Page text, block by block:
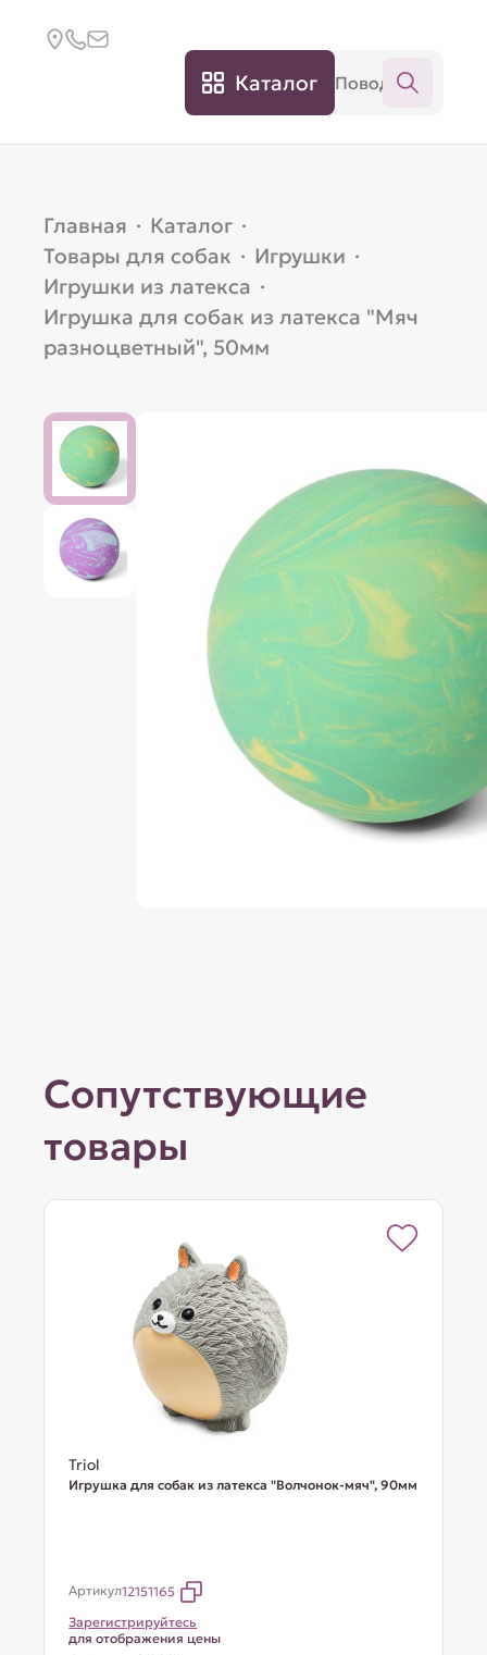
Каталог
Главная · Каталог ·
Товары для собак · Игрушки ·
Игрушки из латекса ·
Игрушка для собак из латекса "Мяч
разноцветный", 50мм
Сопутствующие
товары
Triol
Игрушка для собак из латекса "Волчонок-мяч", 90мм
Артикул12151165
Зарегистрируйтесь
для отображения цены